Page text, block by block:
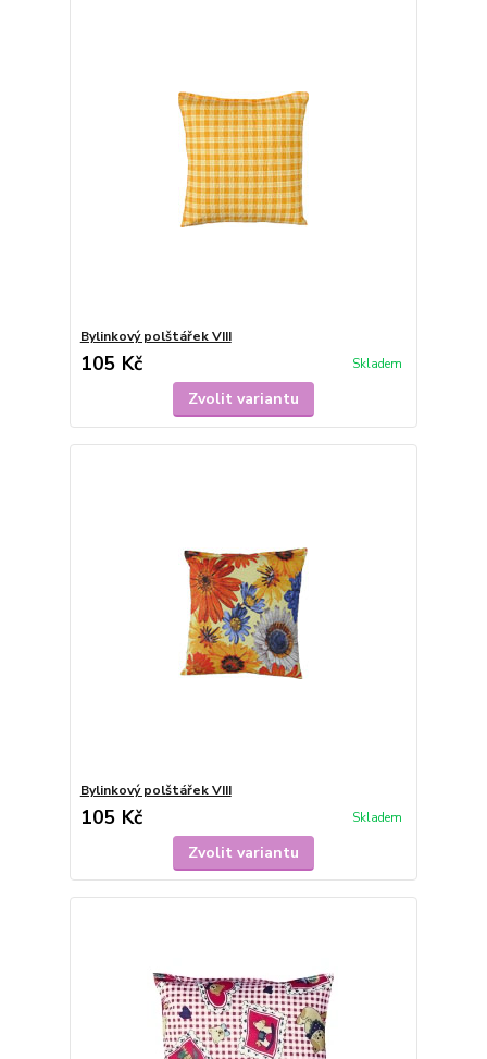
Bylinkový polštářek VIII
105 Kč Skladem
Zvolit variantu
Bylinkový polštářek VIII
105 Kč Skladem
Zvolit variantu